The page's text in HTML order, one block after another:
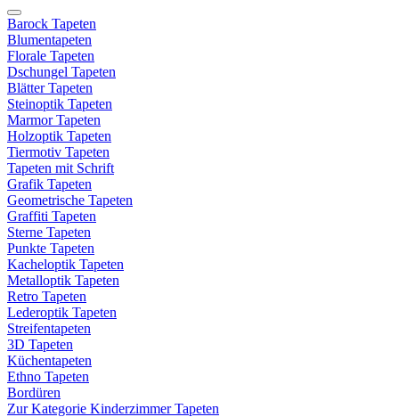
Barock Tapeten
Blumentapeten
Florale Tapeten
Dschungel Tapeten
Blätter Tapeten
Steinoptik Tapeten
Marmor Tapeten
Holzoptik Tapeten
Tiermotiv Tapeten
Tapeten mit Schrift
Grafik Tapeten
Geometrische Tapeten
Graffiti Tapeten
Sterne Tapeten
Punkte Tapeten
Kacheloptik Tapeten
Metalloptik Tapeten
Retro Tapeten
Lederoptik Tapeten
Streifentapeten
3D Tapeten
Küchentapeten
Ethno Tapeten
Bordüren
Zur Kategorie Kinderzimmer Tapeten